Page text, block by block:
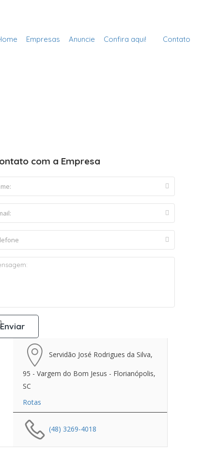
Empresas Anuncie Confira aqui! Contato
com a Empresa
Servidão José Rodrigues da Silva,
95 - Vargem do Bom Jesus - Florianópolis,
SC
Rotas
(48) 3269-4018